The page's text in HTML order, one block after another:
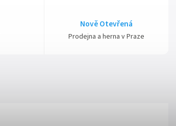
Nově Otevřená
Prodejna a herna v Praze